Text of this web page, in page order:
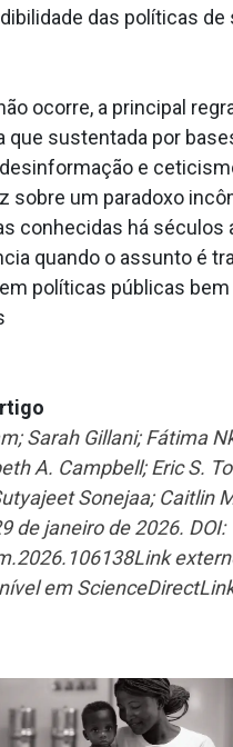
das políticas de
ocorre, a principal
que sustentada por
e
sobre um paradoxo
conhecidas há séculos
quando o assunto é
políticas públicas bem
Sarah Gillani; Fátima
A. Campbell; Eric S.
Sonejaa; Caitlin
de janeiro de 2026. DOI:
em